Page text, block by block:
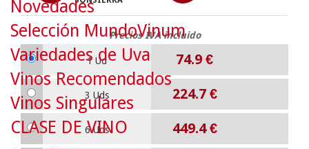
Precios IVA incluido
1 Ud 74.9 €
3 Uds 224.7 €
6 Uds 449.4€
Novedades
Selección MundoVinum
Variedades de Uva
Vinos Recomendados
Vinos Singulares
CLASE DE VINO